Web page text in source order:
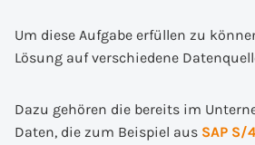
Um diese Aufgabe erfüllen zu
Lösung auf verschiedene
Dazu gehören die bereits im
Daten, die zum Beispiel aus SAP S/